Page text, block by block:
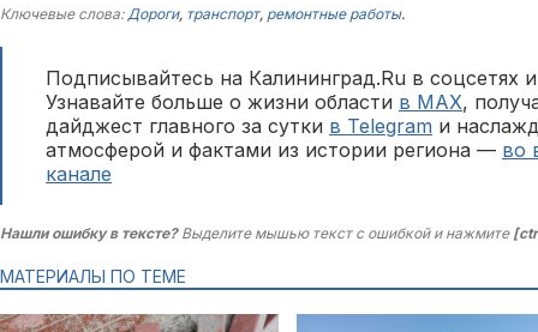
Ключевые слова:Дороги, транспорт, ремонтные работы.
Подписывайтесь на Калининград.Ru в соцсетях
Узнавайте больше о жизни области в MAX,
дайджест главного за сутки в Telegram и
атмосферой и фактами из истории региона — во
канале
Нашли ошибку в тексте?Выделите мышью текст с ошибкой и нажмите
МАТЕРИАЛЫ ПО ТЕМЕ